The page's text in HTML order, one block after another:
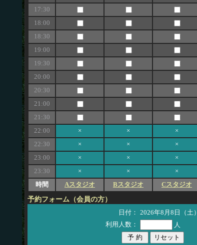
17:30
18:00
18:30
19:00
19:30
20:00
20:30
21:00
21:30
22:00
× × ×
22:30
× × ×
23:00
× × ×
23:30
× × ×
時間
Aスタジオ Bスタジオ Cスタジオ
予約フォーム（会員の方）
日付：
2026年8月8日（土）
利用人数：
人